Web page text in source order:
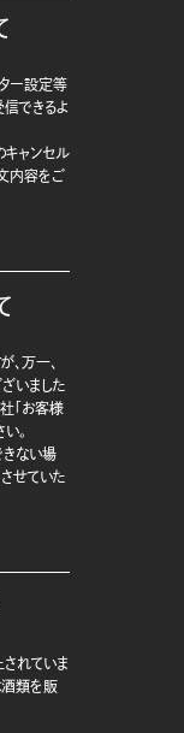
ー設定等
できるよ
ャンセル
内容をご
、万一、
いました
「お客様
。
ない場
せていた
れていま
酒類を販